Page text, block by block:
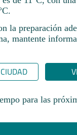
la preparación
mantente
para las